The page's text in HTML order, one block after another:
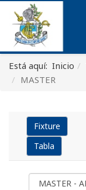
Está aquí: Inicio
MASTER
Fixture
Tabla